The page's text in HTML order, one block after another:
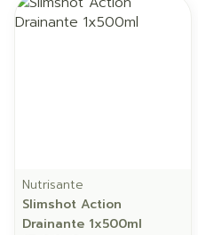
Nutrisante
Slimshot Action
Drainante 1x500ml